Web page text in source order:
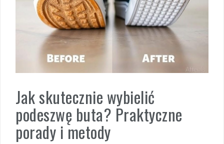
Jak skutecznie wybielić
podeszwę buta? Praktyczne
porady i metody